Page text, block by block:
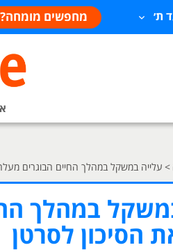
ת׳ מחפשים מומחה?
> עלייה במשקל במהלך החיים הבוגרים
במהלך
הסיכון לסרטן